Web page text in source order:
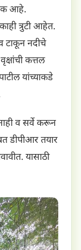
आहे.
त्रुटी आहेत.
टाकून नदीचे
कत्तल
यांच्याकडे
व सर्वे करून
डीपीआर तयार
यासाठी